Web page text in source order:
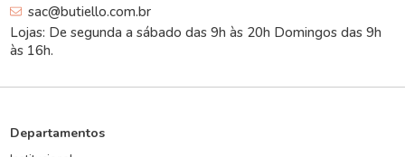
sac@butiello.com.br
Lojas: De segunda a sábado das 9h às 20h Domingos das 9h
às 16h.
Departamentos